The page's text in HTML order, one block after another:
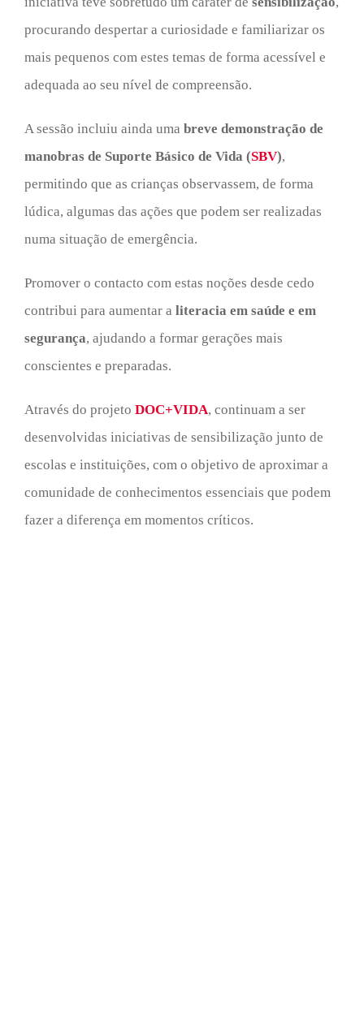
procurando despertar a curiosidade e familiarizar os
mais pequenos com estes temas de forma acessível e
adequada ao seu nível de compreensão.
A sessão incluiu ainda uma breve demonstração de
manobras de Suporte Básico de Vida (SBV),
permitindo que as crianças observassem, de forma
lúdica, algumas das ações que podem ser realizadas
numa situação de emergência.
Promover o contacto com estas noções desde cedo
contribui para aumentar a literacia em saúde e em
segurança, ajudando a formar gerações mais
conscientes e preparadas.
Através do projeto DOC+VIDA, continuam a ser
desenvolvidas iniciativas de sensibilização junto de
escolas e instituições, com o objetivo de aproximar a
comunidade de conhecimentos essenciais que podem
fazer a diferença em momentos críticos.